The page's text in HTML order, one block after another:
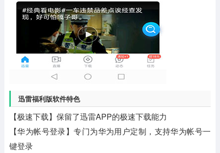
迅雷福利版软件特色
【极速下载】保留了迅雷APP的极速下载能力
【华为帐号登录】专门为华为用户定制，支持华为帐号一
键登录